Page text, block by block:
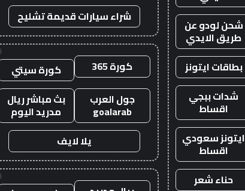
شحن لودو عن
طريق الايدي
بطاقات ايتونز
شدات ببجي
اقساط
ايتونز سعودي
اقساط
حناء شعر
شراء سيارات قديمة تشليح
كورة 365
كورة سيتي
جول العرب
goalarab
بث مباشر ريال
مدريد اليوم
يلا لايف